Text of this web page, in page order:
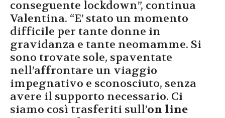
conseguente lockdown”, continua
Valentina. “E’ stato un momento
difficile per tante donne in
gravidanza e tante neomamme. Si
sono trovate sole, spaventate
nell’affrontare un viaggio
impegnativo e sconosciuto, senza
avere il supporto necessario. Ci
siamo così trasferiti sull’on line